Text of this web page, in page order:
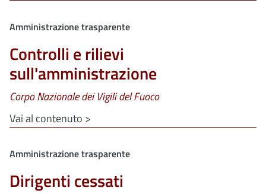
Clone di
Amministrazione trasparente
Controlli e rilievi
sull'amministrazione
Corpo Nazionale dei Vigili del Fuoco
Vai al contenuto >
Clone di
Amministrazione trasparente
Dirigenti cessati